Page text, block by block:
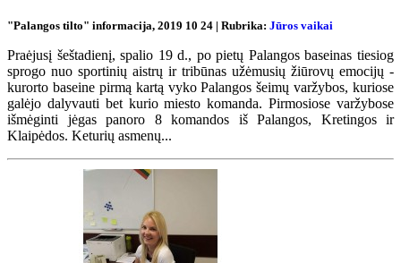
"Palangos tilto" informacija, 2019 10 24 | Rubrika: Jūros vaikai
Praėjusį šeštadienį, spalio 19 d., po pietų Palangos baseinas tiesiog
sprogo nuo sportinių aistrų ir tribūnas užėmusių žiūrovų emocijų -
kurorto baseine pirmą kartą vyko Palangos šeimų varžybos, kuriose
galėjo dalyvauti bet kurio miesto komanda. Pirmosiose varžybose
išmėginti jėgas panoro 8 komandos iš Palangos, Kretingos ir
Klaipėdos. Keturių asmenų...